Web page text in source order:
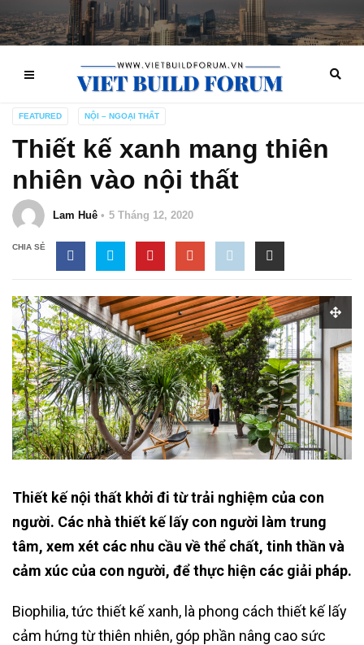
FEATURED NỘI – NGOẠI THẤT
Thiết kế xanh mang thiên
nhiên vào nội thất
Lam Huê 5 Tháng 12, 2020
CHIA SẺ
Thiết kế nội thất khởi đi từ trải nghiệm của con
người. Các nhà thiết kế lấy con người làm trung
tâm, xem xét các nhu cầu về thể chất, tinh thần và
cảm xúc của con người, để thực hiện các giải pháp.
Biophilia, tức thiết kế xanh, là phong cách thiết kế lấy
cảm hứng từ thiên nhiên, góp phần nâng cao sức